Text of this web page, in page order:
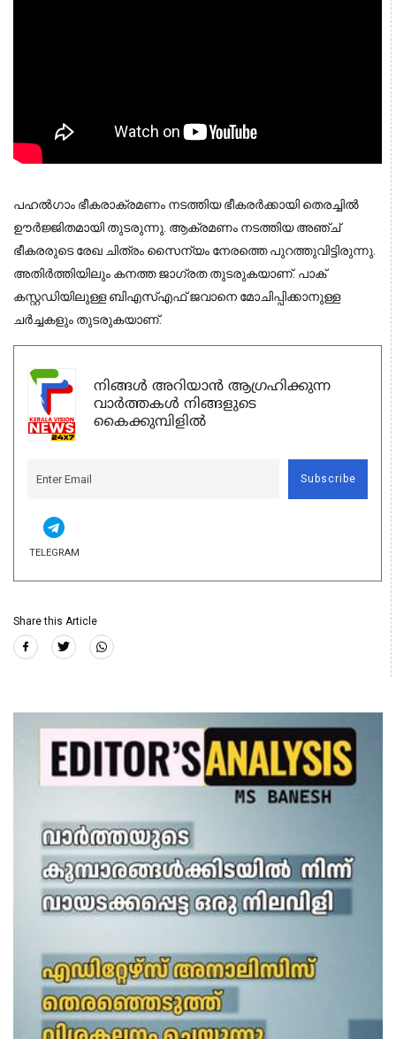
പഹല്‍ഗാം ഭീകരാക്രമണം നടത്തിയ ഭീകരര്‍ക്കായി തെരച്ചില്‍
ഊര്‍ജ്ജിതമായി തുടരുന്നു. ആക്രമണം നടത്തിയ അഞ്ച്
ഭീകരരുടെ രേഖ ചിത്രം സൈന്യം നേരത്തെ പുറത്തുവിട്ടിരുന്നു.
അതിര്‍ത്തിയിലും കനത്ത ജാഗ്രത തുടരുകയാണ്. പാക്
കസ്റ്റഡിയിലുള്ള ബിഎസ്എഫ് ജവാനെ മോചിപ്പിക്കാനുള്ള
ചര്‍ച്ചകളും തുടരുകയാണ്.
നിങ്ങൾ അറിയാൻ ആഗ്രഹിക്കുന്ന
വാർത്തകൾ നിങ്ങളുടെ
കൈക്കുമ്പിളിൽ
Subscribe
TELEGRAM
Share this Article